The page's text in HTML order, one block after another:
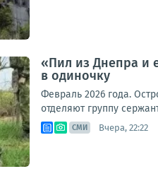
«Пил из Днепра и
в одиночку
Февраль 2026 года.
отделяют группу
СМИ Вчера, 22:22